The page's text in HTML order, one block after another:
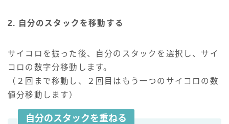
2. 自分のスタックを移動する
サイコロを振った後、自分のスタックを選択し、サイ
コロの数字分移動します。
（２回まで移動し、２回目はもう一つのサイコロの数
値分移動します）
自分のスタックを重ねる